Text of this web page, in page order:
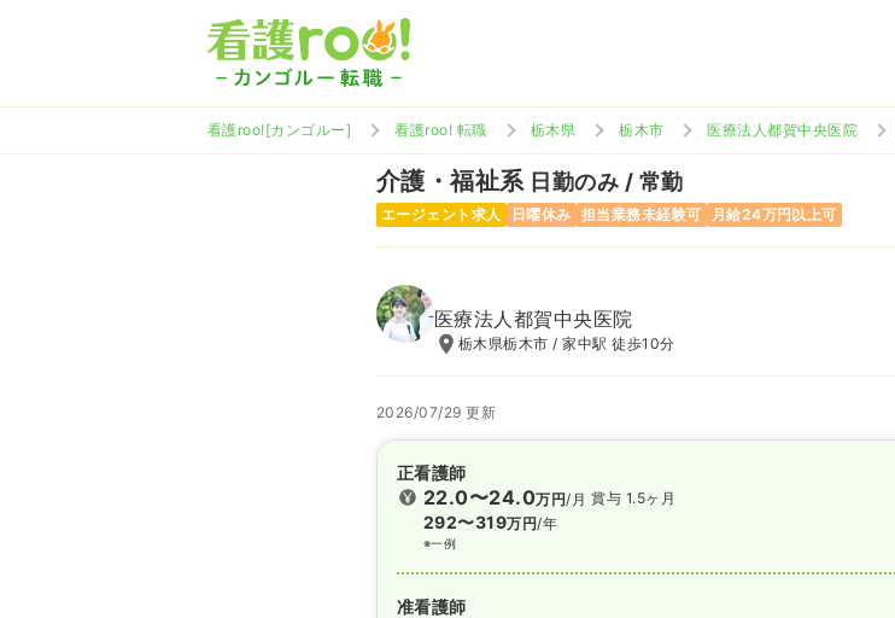
看護roo![カンゴルー] 看護roo! 転職 栃木県 栃木市 医療法人都賀中央医院
介護・福祉系 日勤のみ / 常勤
エージェント求人 日曜休み 担当業務未経験可 月給24万円以上可
医療法人都賀中央医院
栃木県栃木市 / 家中駅 徒歩10分
2026/07/29 更新
正看護師
22.0〜24.0万円/月
292〜319万円/年
※一例
賞与 1.5ヶ月
准看護師